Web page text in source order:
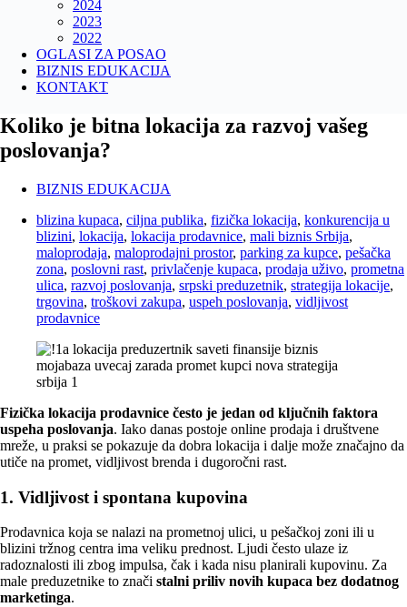
2024
2023
2022
OGLASI ZA POSAO
BIZNIS EDUKACIJA
KONTAKT
Koliko je bitna lokacija za razvoj vašeg
poslovanja?
BIZNIS EDUKACIJA
blizina kupaca, ciljna publika, fizička lokacija, konkurencija u
blizini, lokacija, lokacija prodavnice, mali biznis Srbija,
maloprodaja, maloprodajni prostor, parking za kupce, pešačka
zona, poslovni rast, privlačenje kupaca, prodaja uživo, prometna
ulica, razvoj poslovanja, srpski preduzetnik, strategija lokacije,
trgovina, troškovi zakupa, uspeh poslovanja, vidljivost
prodavnice
Fizička lokacija prodavnice često je jedan od ključnih faktora
uspeha poslovanja. Iako danas postoje online prodaja i društvene
mreže, u praksi se pokazuje da dobra lokacija i dalje može značajno da
utiče na promet, vidljivost brenda i dugoročni rast.
1. Vidljivost i spontana kupovina
Prodavnica koja se nalazi na prometnoj ulici, u pešačkoj zoni ili u
blizini tržnog centra ima veliku prednost. Ljudi često ulaze iz
radoznalosti ili zbog impulsa, čak i kada nisu planirali kupovinu. Za
male preduzetnike to znači stalni priliv novih kupaca bez dodatnog
marketinga.